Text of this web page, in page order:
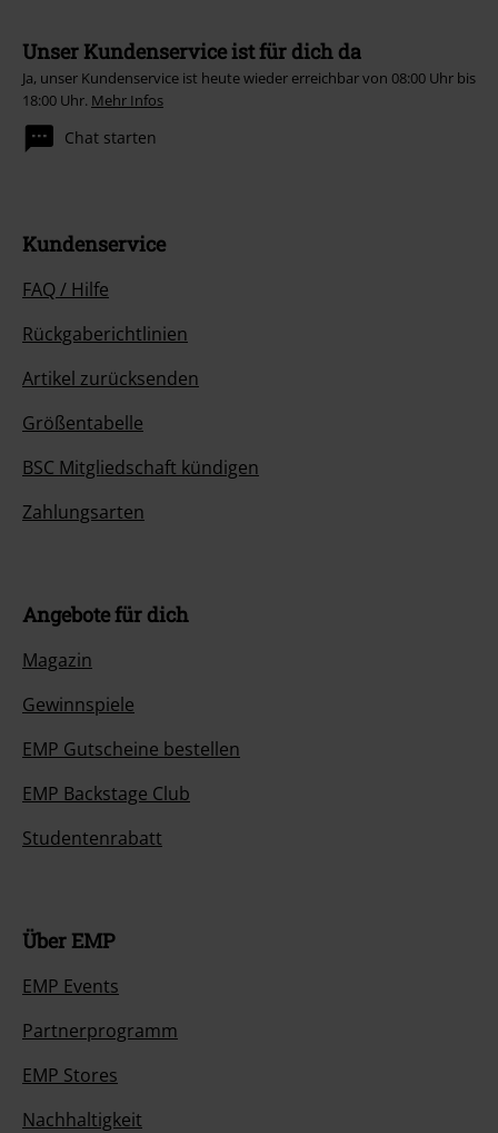
Unser Kundenservice ist für dich da
Ja, unser Kundenservice ist heute wieder erreichbar von 08:00 Uhr bis
18:00 Uhr. Mehr Infos
Chat starten
Kundenservice
FAQ / Hilfe
Rückgaberichtlinien
Artikel zurücksenden
Größentabelle
BSC Mitgliedschaft kündigen
Zahlungsarten
Angebote für dich
Magazin
Gewinnspiele
EMP Gutscheine bestellen
EMP Backstage Club
Studentenrabatt
Über EMP
EMP Events
Partnerprogramm
EMP Stores
Nachhaltigkeit